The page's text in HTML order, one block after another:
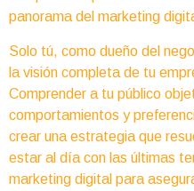
panorama del marketing
Solo tú, como dueño del
la visión completa de tu
Comprender a tu público
comportamientos y
crear una estrategia que
estar al día con las últimas
marketing digital para